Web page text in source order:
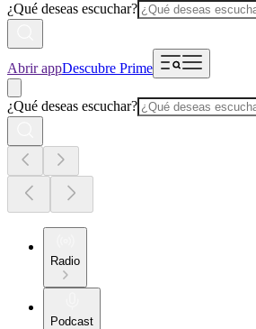
¿Qué deseas escuchar?
Abrir appDescubre Prime
¿Qué deseas escuchar?
Radio
Podcast